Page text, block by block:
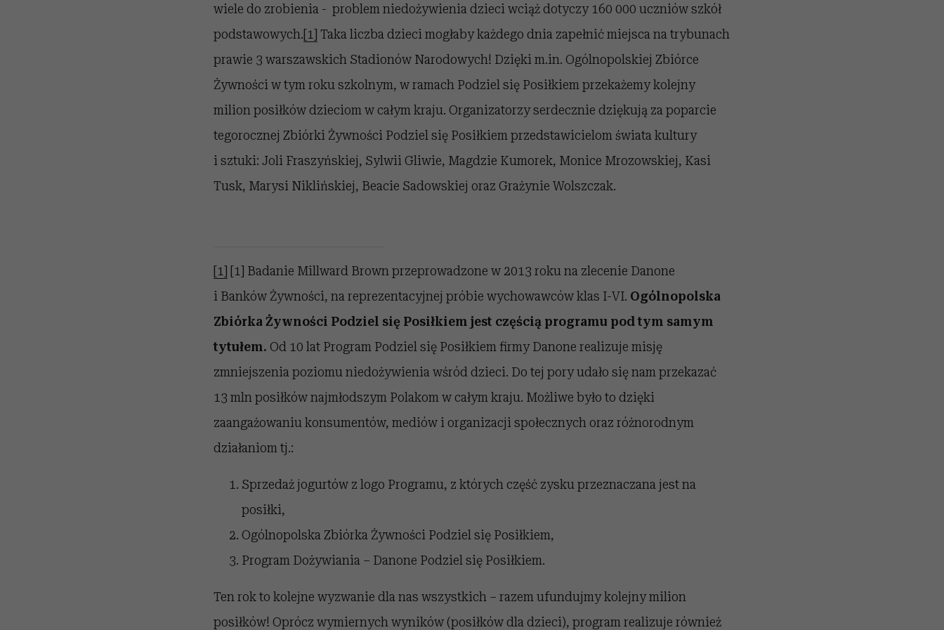
wiele do zrobienia - problem niedożywienia dzieci wciąż dotyczy 160 000 uczniów szkół
podstawowych.[1] Taka liczba dzieci mogłaby każdego dnia zapełnić miejsca na trybunach
prawie 3 warszawskich Stadionów Narodowych! Dzięki m.in. Ogólnopolskiej Zbiórce
Żywności w tym roku szkolnym, w ramach Podziel się Posiłkiem przekażemy kolejny
milion posiłków dzieciom w całym kraju. Organizatorzy serdecznie dziękują za poparcie
tegorocznej Zbiórki Żywności Podziel się Posiłkiem przedstawicielom świata kultury
i sztuki: Joli Fraszyńskiej, Sylwii Gliwie, Magdzie Kumorek, Monice Mrozowskiej, Kasi
Tusk, Marysi Niklińskiej, Beacie Sadowskiej oraz Grażynie Wolszczak.
[1] [1] Badanie Millward Brown przeprowadzone w 2013 roku na zlecenie Danone
i Banków Żywności, na reprezentacyjnej próbie wychowawców klas I-VI. Ogólnopolska
Zbiórka Żywności Podziel się Posiłkiem jest częścią programu pod tym samym
tytułem. Od 10 lat Program Podziel się Posiłkiem firmy Danone realizuje misję
zmniejszenia poziomu niedożywienia wśród dzieci. Do tej pory udało się nam przekazać
13 mln posiłków najmłodszym Polakom w całym kraju. Możliwe było to dzięki
zaangażowaniu konsumentów, mediów i organizacji społecznych oraz różnorodnym
działaniom tj.:
Sprzedaż jogurtów z logo Programu, z których część zysku przeznaczana jest na
posiłki,
Ogólnopolska Zbiórka Żywności Podziel się Posiłkiem,
Program Dożywiania – Danone Podziel się Posiłkiem.
Ten rok to kolejne wyzwanie dla nas wszystkich – razem ufundujmy kolejny milion
posiłków! Oprócz wymiernych wyników (posiłków dla dzieci), program realizuje również